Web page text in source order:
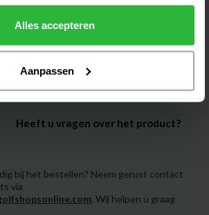
Alles accepteren
Aanpassen
RH
Heeft u vragen over het product?
bij het bestellen? Neem gerust contact
via
. Wij helpen u graag